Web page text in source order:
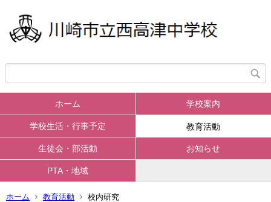
ホーム 学校案内
学校生活・行事予定 教育活動
生徒会・部活動 お知らせ
PTA・地域
ホーム 教育活動 校内研究